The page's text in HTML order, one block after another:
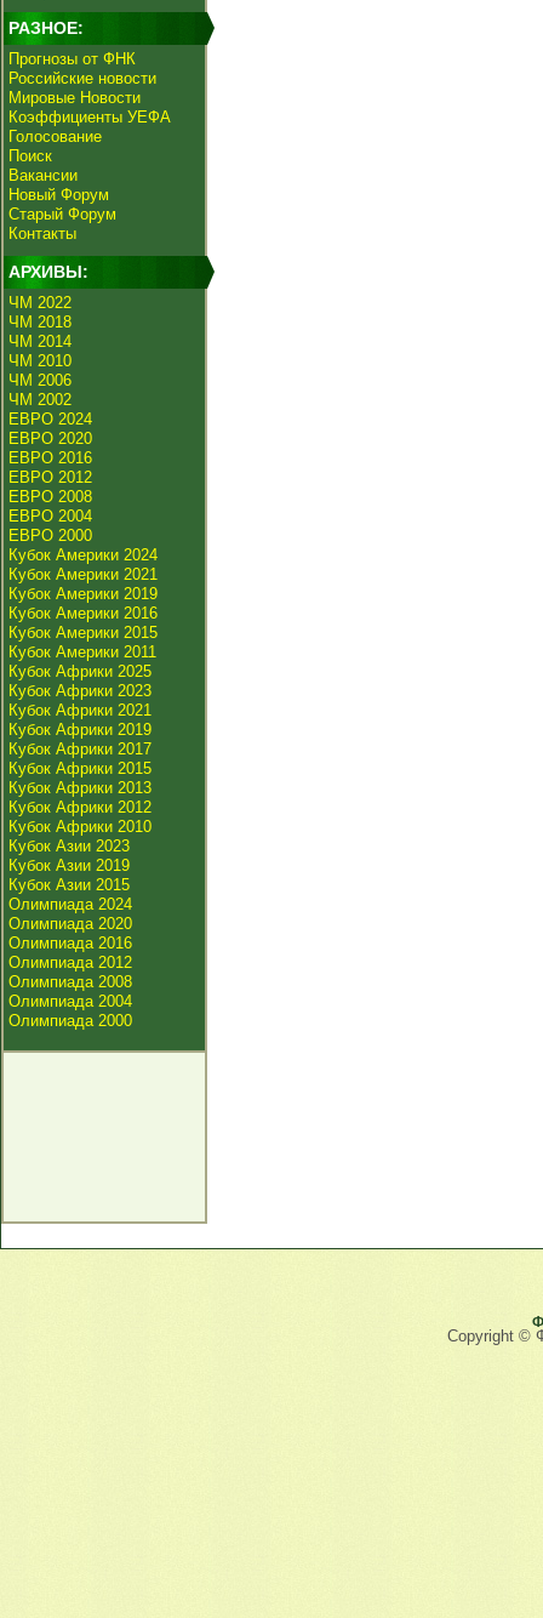
РАЗНОЕ:
Прогнозы от ФНК
Российские новости
Мировые Новости
Коэффициенты УЕФА
Голосование
Поиск
Вакансии
Новый Форум
Старый Форум
Контакты
АРХИВЫ:
ЧМ 2022
ЧМ 2018
ЧМ 2014
ЧМ 2010
ЧМ 2006
ЧМ 2002
ЕВРО 2024
ЕВРО 2020
ЕВРО 2016
ЕВРО 2012
ЕВРО 2008
ЕВРО 2004
ЕВРО 2000
Кубок Америки 2024
Кубок Америки 2021
Кубок Америки 2019
Кубок Америки 2016
Кубок Америки 2015
Кубок Америки 2011
Кубок Африки 2025
Кубок Африки 2023
Кубок Африки 2021
Кубок Африки 2019
Кубок Африки 2017
Кубок Африки 2015
Кубок Африки 2013
Кубок Африки 2012
Кубок Африки 2010
Кубок Азии 2023
Кубок Азии 2019
Кубок Азии 2015
Олимпиада 2024
Олимпиада 2020
Олимпиада 2016
Олимпиада 2012
Олимпиада 2008
Олимпиада 2004
Олимпиада 2000
Copyright ©